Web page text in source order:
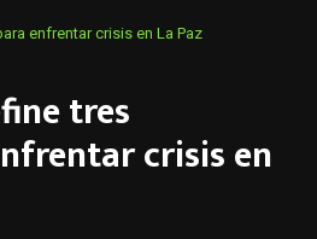
enfrentar crisis en La Paz
tres
crisis en